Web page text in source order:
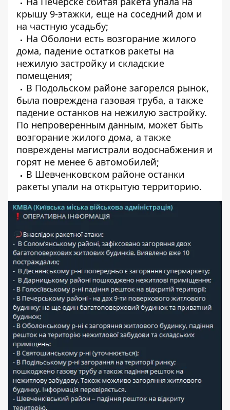
крышу 9-этажки, еще на соседний дом и
на частную усадьбу;
На Оболони есть возгорание жилого
дома, падение остатков ракеты на
нежилую застройку и складские
помещения;
В Подольском районе загорелся рынок,
была повреждена газовая труба, а также
падение останков на нежилую застройку.
По непроверенным данным, может быть
возгорание жилого дома, а также
повреждены магистрали водоснабжения и
горят не менее 6 автомобилей;
В Шевченковском районе останки
ракеты упали на открытую территорию.